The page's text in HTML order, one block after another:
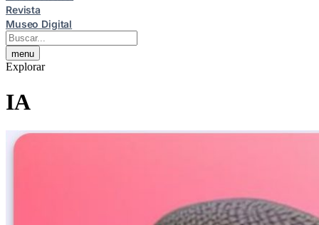
Revista
Museo Digital
menu
Explorar
IA